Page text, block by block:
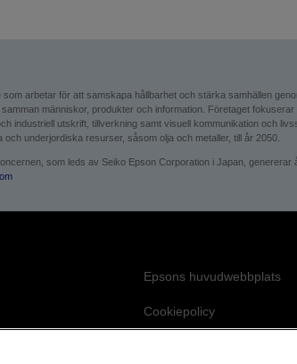
som arbetar för att sam­skapa hållbarhet och stärka samhällen
människor, produkter och information. Företaget
industriell utskrift, tillverkning samt visuell kommunikation och
och underjordiska resurser, såsom olja och metaller, till år 2050.
som leds av Seiko Epson Corporation i Japan, genererar
Epsons huvudwebbplats
Cookiepolicy